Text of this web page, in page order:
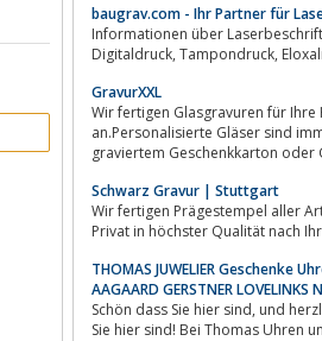
baugrav.com - Ihr Partner für
Informationen über Laserbeschriftung, Gravuren, 5 Achsen Lasergravur, automatisiertes Beschriften und
GravurXXL
Wir fertigen Glasgravuren für Ihre Hochzeit, Betriebsfeiern, Taufe, Geburt oder
an.Personalisierte Gläser sind
Schwarz Gravur | Stuttgart
Wir fertigen Prägestempel aller Art in
THOMAS JUWELIER Geschenke
AAGAARD GERSTNER
Schön dass Sie hier sind, und herzlichen Dank für Ihre Mitteilung! Manuela Thomas, Ihre Uhrmachermeisterin freut sich dass
Sie hier sind! Bei Thomas Uhren